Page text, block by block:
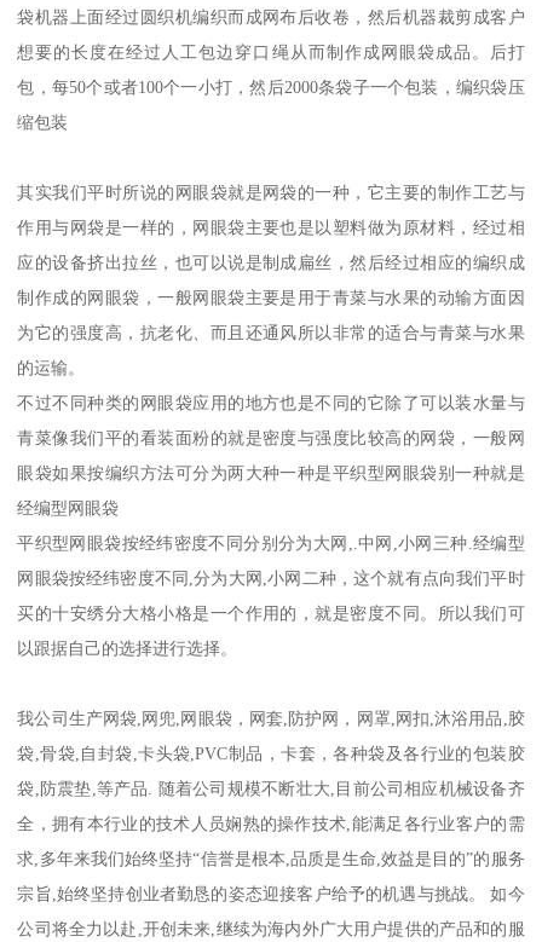
袋机器上面经过圆织机编织而成网布后收卷，然后机器裁剪成客户
想要的长度在经过人工包边穿口绳从而制作成网眼袋成品。后打
包，每50个或者100个一小打，然后2000条袋子一个包装，编织袋压
缩包装
其实我们平时所说的网眼袋就是网袋的一种，它主要的制作工艺与
作用与网袋是一样的，网眼袋主要也是以塑料做为原材料，经过相
应的设备挤出拉丝，也可以说是制成扁丝，然后经过相应的编织成
制作成的网眼袋，一般网眼袋主要是用于青菜与水果的动输方面因
为它的强度高，抗老化、而且还通风所以非常的适合与青菜与水果
的运输。
不过不同种类的网眼袋应用的地方也是不同的它除了可以装水量与
青菜像我们平的看装面粉的就是密度与强度比较高的网袋，一般网
眼袋如果按编织方法可分为两大种一种是平织型网眼袋别一种就是
经编型网眼袋
平织型网眼袋按经纬密度不同分别分为大网,.中网,小网三种.经编型
网眼袋按经纬密度不同,分为大网,小网二种，这个就有点向我们平时
买的十安绣分大格小格是一个作用的，就是密度不同。所以我们可
以跟据自己的选择进行选择。
我公司生产网袋,网兜,网眼袋，网套,防护网，网罩,网扣,沐浴用品,胶
袋,骨袋,自封袋,卡头袋,PVC制品，卡套，各种袋及各行业的包装胶
袋,防震垫,等产品. 随着公司规模不断壮大,目前公司相应机械设备齐
全，拥有本行业的技术人员娴熟的操作技术,能满足各行业客户的需
求,多年来我们始终坚持“信誉是根本,品质是生命,效益是目的”的服务
宗旨,始终坚持创业者勤恳的姿态迎接客户给予的机遇与挑战。 如今
公司将全力以赴,开创未来,继续为海内外广大用户提供的产品和的服